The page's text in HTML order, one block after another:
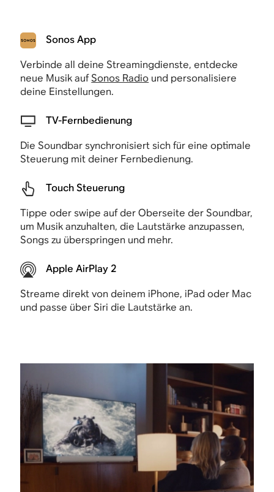
Sonos App
Verbinde all deine Streamingdienste, entdecke
neue Musik aufSonos Radio und personalisiere
deine Einstellungen.
TV-Fernbedienung
Die Soundbar synchronisiert sich für eine optimale
Steuerung mit deiner Fernbedienung.
Touch Steuerung
Tippe oder swipe auf der Oberseite der Soundbar,
um Musik anzuhalten, die Lautstärke anzupassen,
Songs zu überspringen und mehr.
Apple AirPlay 2
Streame direkt von deinem iPhone, iPad oder Mac
und passe über Siri die Lautstärke an.